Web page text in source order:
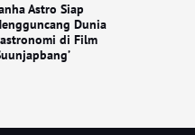
Astro Siap
Dunia
di Film